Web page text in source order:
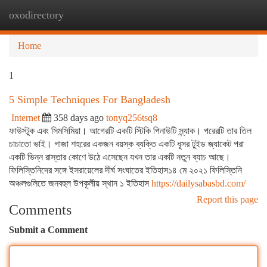
oxodirectory
Home
1
5 Simple Techniques For Bangladesh
Internet 358 days ago tonyq256tsq8
ফাউস্টুক এবং সিমসিমিয়া। আগেরটি একটি স্টিকি পিনাউটি স্ন্যাক। পরেরটি তার তিল
চাচাতো ভাই। গাজা শহরের একজন বয়স্ক ব্যক্তি একটি ধূসর টুইড জ্যাকেট পরা
একটি ভিন্ন রাস্তার কোণে উঠে এসেছেন যখন তার একটি নতুন ব্যাচ আছে।
ফিলিস্তিনিদের সঙ্গে ইসরায়েলের দীর্ঘ সংঘাতের ইতিহাস১৪ মে ২০২১ ফিলিস্তিনি
অঞ্চলগুলিতে জনবহুল উপকূলীয় স্থান ১ ইতিহাস https://dailysabasbd.com/
Report this page
Comments
Submit a Comment